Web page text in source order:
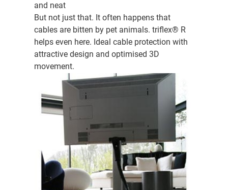
and neat
But not just that. It often happens that
cables are bitten by pet animals. triflex® R
helps even here. Ideal cable protection with
attractive design and optimised 3D
movement.